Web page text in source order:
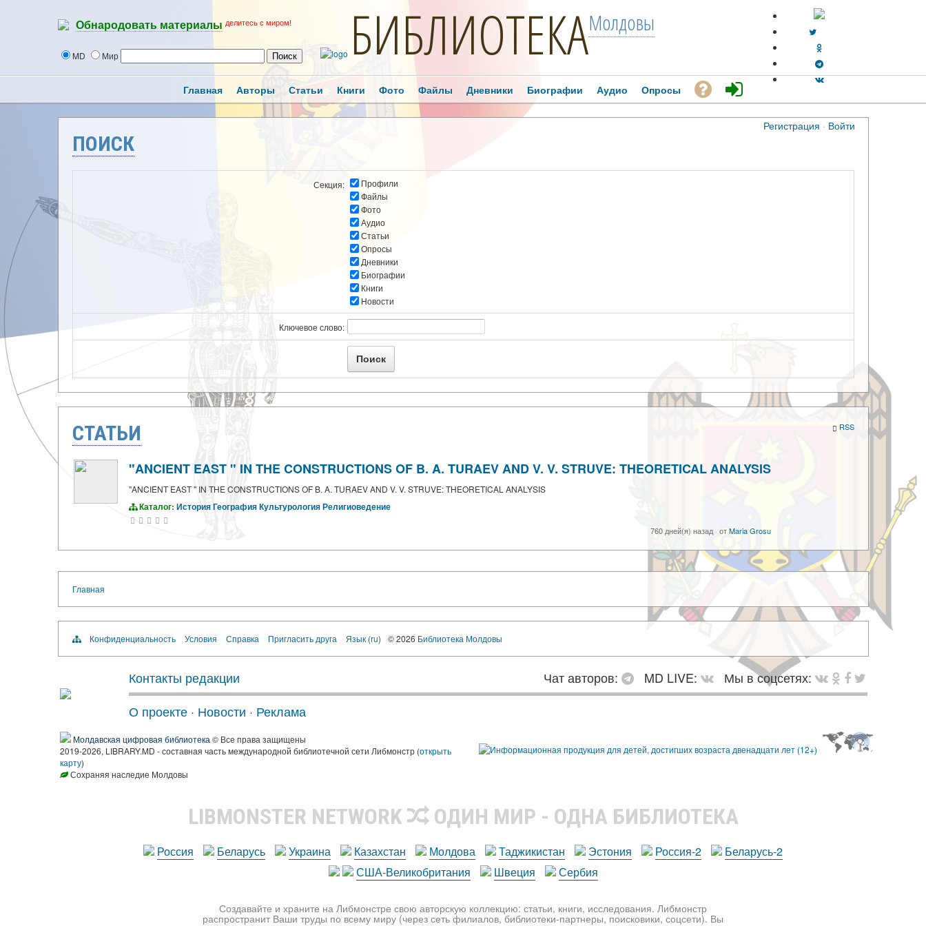
Обнародовать материалы делитесь с миром!
MD Мир БИБЛИОТЕКАМолдовы
Регистрация · Войти
Главная Авторы Статьи Книги Фото Файлы Дневники Биографии Аудио Опросы
ПОИСК
Секция:
Профили
Файлы
Фото
Аудио
Статьи
Опросы
Дневники
Биографии
Книги
Новости
Ключевое слово:
СТАТЬИ RSS
"ANCIENT EAST " IN THE CONSTRUCTIONS OF B. A. TURAEV AND V. V. STRUVE: THEORETICAL ANALYSIS
"ANCIENT EAST " IN THE CONSTRUCTIONS OF B. A. TURAEV AND V. V. STRUVE: THEORETICAL ANALYSIS
Каталог: ИсторияГеографияКультурологияРелигиоведение
760 дней(я) назад · отMaria Grosu
Главная
Конфиденциальность Условия Справка Пригласить друга Язык (ru) © 2026 Библиотека Молдовы
Контакты редакции Чат авторов: MD LIVE:
Мы в соцсетях:
О проекте · Новости · Реклама
Молдавская цифровая библиотека © Все права защищены
2019-2026, LIBRARY.MD - составная часть международной библиотечной сети Либмонстр (открыть
карту)
Сохраняя наследие Молдовы
LIBMONSTER NETWORK ОДИН МИР - ОДНА БИБЛИОТЕКА
Россия Беларусь Украина Казахстан Молдова Таджикистан Эстония Россия-2
Беларусь-2
США-Великобритания
Швеция Сербия
Создавайте и храните на Либмонстре свою авторскую коллекцию: статьи, книги, исследования. Либмонстр
распространит Ваши труды по всему миру (через сеть филиалов, библиотеки-партнеры, поисковики, соцсети). Вы